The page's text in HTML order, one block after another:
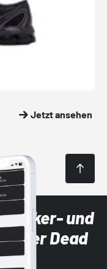
Jetzt ansehen
und
der Dead